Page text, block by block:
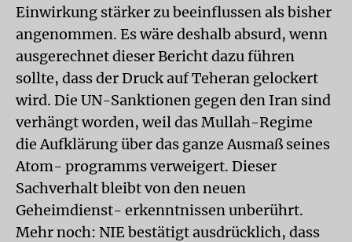
Einwirkung stärker zu beeinflussen als bisher
angenommen. Es wäre deshalb absurd, wenn
ausgerechnet dieser Bericht dazu führen
sollte, dass der Druck auf Teheran gelockert
wird. Die UN-Sanktionen gegen den Iran sind
verhängt worden, weil das Mullah-Regime
die Aufklärung über das ganze Ausmaß seines
Atom- programms verweigert. Dieser
Sachverhalt bleibt von den neuen
Geheimdienst- erkenntnissen unberührt.
Mehr noch: NIE bestätigt ausdrücklich, dass